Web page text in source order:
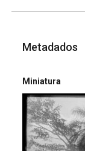
Metadados
Miniatura